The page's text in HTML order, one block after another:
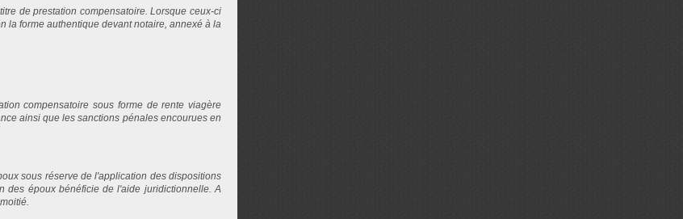
de prestation compensatoire. Lorsque ceux-ci
la forme authentique devant notaire, annexé à la
compensatoire sous forme de rente viagère
ainsi que les sanctions pénales encourues en
sous réserve de l'application des dispositions
des époux bénéficie de l'aide juridictionnelle. A